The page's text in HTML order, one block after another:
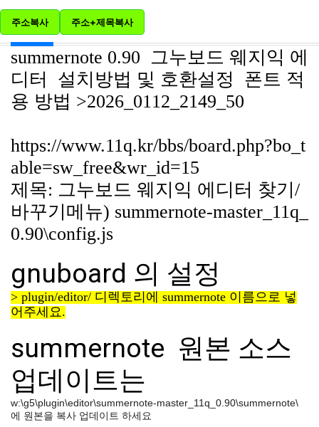
주소복사 주소+제목복사
본문
summernote 0.90 그누보드 웨지익 에
디터 설치방법 및 호환설정 폰트 적
용 방법 >2026_0112_2149_50
https://www.11q.kr/bbs/board.php?bo_t
able=sw_free&wr_id=15
제목: 그누보드 웨지익 에디터 찾기/
바꾸기메뉴) summernote-master_11q_
0.90\config.js
gnuboard 의 설정
> plugin/editor/ 디렉토리에 summernote 이름으로 넣
어주세요.
summernote 원본 소스
업데이트는
w:\g5\plugin\editor\summernote-master_11q_0.90\summernote\
에 원본을 복사 업데이트 하세요